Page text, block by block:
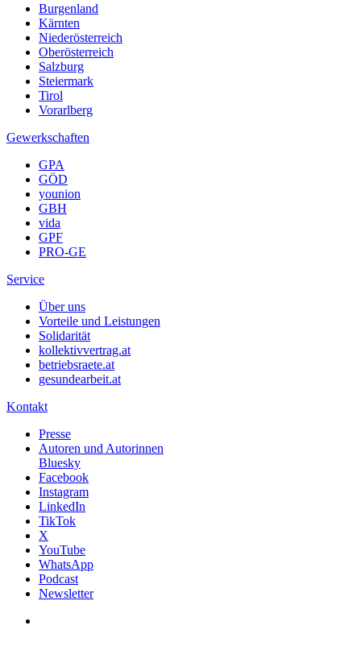
Burgenland
Kärnten
Niederösterreich
Oberösterreich
Salzburg
Steiermark
Tirol
Vorarlberg
Gewerkschaften
GPA
GÖD
younion
GBH
vida
GPF
PRO-GE
Service
Über uns
Vorteile und Leistungen
Solidarität
kollektivvertrag.at
betriebsraete.at
gesundearbeit.at
Kontakt
Presse
Autoren und Autorinnen
Bluesky
Facebook
Instagram
LinkedIn
TikTok
X
YouTube
WhatsApp
Podcast
Newsletter